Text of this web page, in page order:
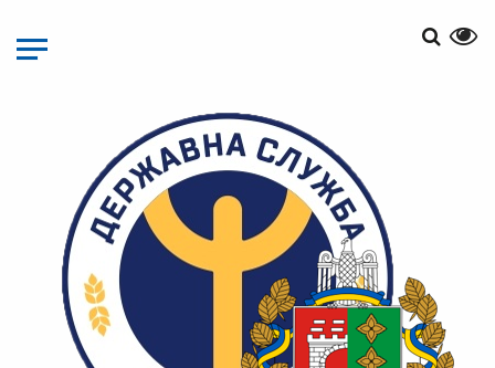
основного
матеріалу